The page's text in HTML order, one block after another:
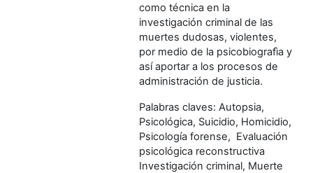
como técnica en la
investigación criminal de las
muertes dudosas, violentes,
por medio de la psicobiografìa y
así aportar a los procesos de
administración de justicia.
Palabras claves: Autopsia,
Psicológica, Suicidio, Homicidio,
Psicología forense, Evaluación
psicológica reconstructiva
Investigación criminal, Muerte